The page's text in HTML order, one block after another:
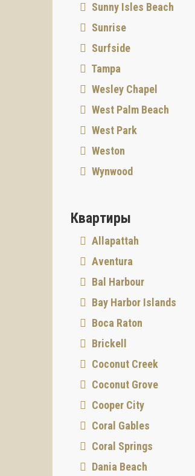
Sunny Isles Beach
Sunrise
Surfside
Tampa
Wesley Chapel
West Palm Beach
West Park
Weston
Wynwood
Квартиры
Allapattah
Aventura
Bal Harbour
Bay Harbor Islands
Boca Raton
Brickell
Coconut Creek
Coconut Grove
Cooper City
Coral Gables
Coral Springs
Dania Beach